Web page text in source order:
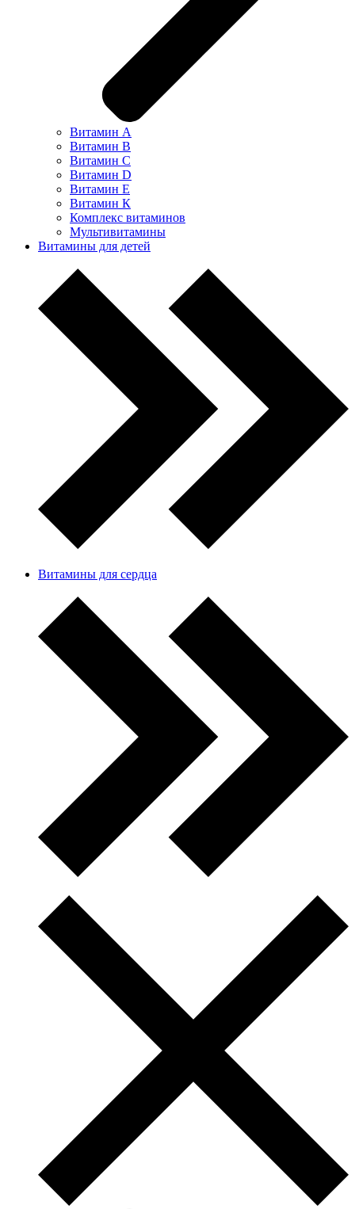
Витамин А
Витамин В
Витамин С
Витамин D
Витамин Е
Витамин К
Комплекс витаминов
Мультивитамины
Витамины для детей
Витамины для сердца